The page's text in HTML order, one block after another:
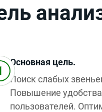
Основная цель.
Поиск слабых
Повышение удобства
пользователей.